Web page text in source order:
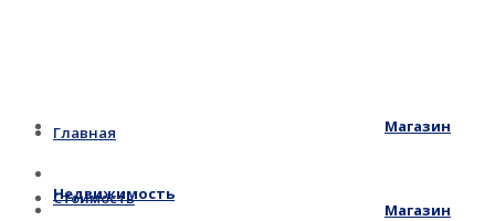
Главная
Стоимость
Магазин
Недвижимость
Магазин